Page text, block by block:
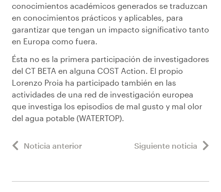
conocimientos académicos generados se traduzcan
en conocimientos prácticos y aplicables, para
garantizar que tengan un impacto significativo tanto
en Europa como fuera.
Ésta no es la primera participación de investigadores
del CT BETA en alguna COST Action. El propio
Lorenzo Proia ha participado también en las
actividades de una red de investigación europea
que investiga los episodios de mal gusto y mal olor
del agua potable (WATERTOP).
Noticia anterior Siguiente noticia